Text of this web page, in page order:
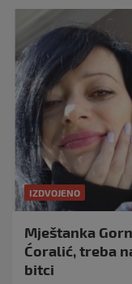
IZDVOJENO
Mještanka
Ćoralić, treba
bitci